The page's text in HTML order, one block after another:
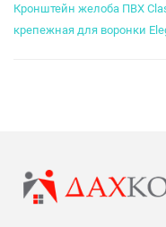
Кронштейн желоба ПВХ
крепежная для воронки